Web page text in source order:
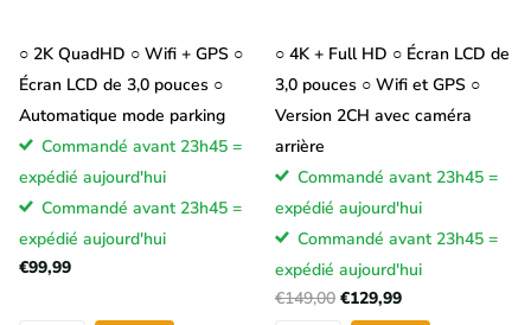
○ 2K QuadHD ○ Wifi + GPS ○
Écran LCD de 3,0 pouces ○
Automatique mode parking
Commandé avant 23h45 =
expédié aujourd'hui
Commandé avant 23h45 =
expédié aujourd'hui
€99,99
○ 4K + Full HD ○ Écran LCD de
3,0 pouces ○ Wifi et GPS ○
Version 2CH avec caméra
arrière
Commandé avant 23h45 =
expédié aujourd'hui
Commandé avant 23h45 =
expédié aujourd'hui
€149,00 €129,99